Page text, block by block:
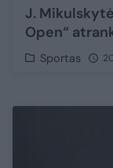
J.
Open“
Sportas